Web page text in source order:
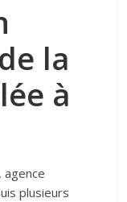
la
à
, agence
plusieurs